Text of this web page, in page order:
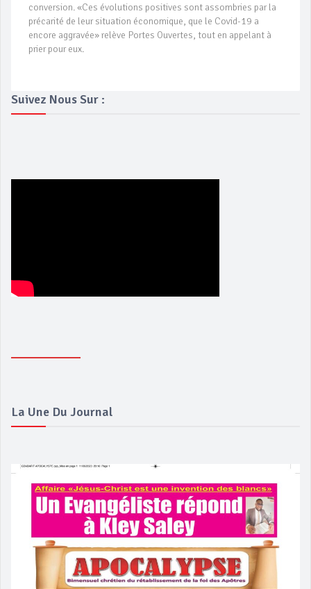
conversion. «Ces évolutions positives sont assombries par la
précarité de leur situation économique, que le Covid-19 a
encore aggravée» relève Portes Ouvertes, tout en appelant à
prier pour eux.
Suivez Nous Sur :
La Une Du Journal